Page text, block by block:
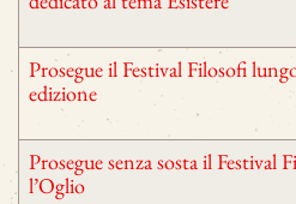
Prosegue il Festival Filosofi
edizione
Prosegue senza sosta il Festival
l’Oglio